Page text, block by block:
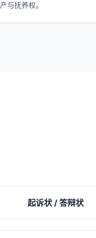
产与抚养权。
起诉状 / 答辩状